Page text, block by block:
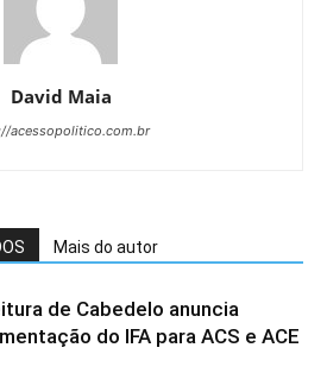
David Maia
acessopolitico.com.br
Mais do autor
de Cabedelo anuncia
do IFA para ACS e ACE